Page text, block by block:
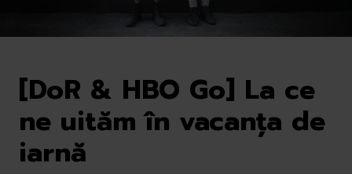
[DoR & HBO Go] La ce
ne uităm în vacanța de
iarnă